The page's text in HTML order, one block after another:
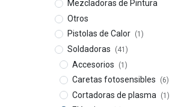
Mezcladoras de Pintura
Otros
Pistolas de Calor
(1)
Soldadoras (41)
Accesorios (1)
Caretas fotosensibles (6)
Cortadoras de plasma (1)